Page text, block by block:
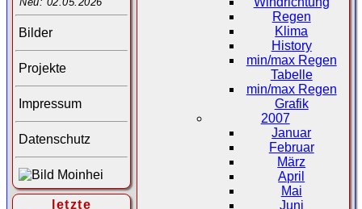
Bilder
Projekte
Impressum
Datenschutz
letzte
Regen
Klima
History
min/max Regen
Tabelle
min/max Regen
Grafik
2007
Januar
Februar
März
April
Mai
Juni